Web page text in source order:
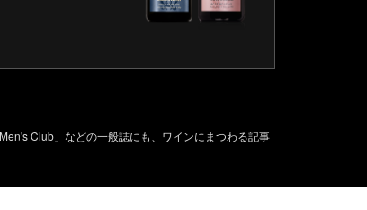
Club」などの一般誌にも、ワインにまつわる記事